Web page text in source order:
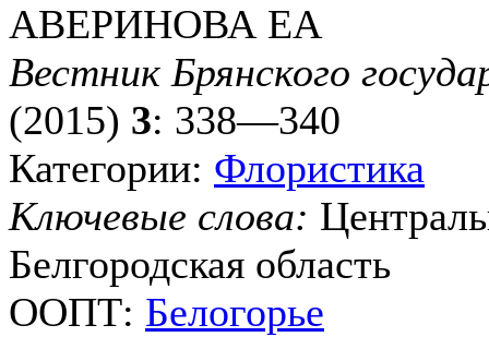
АВЕРИНОВА ЕА
Вестник Брянского
(2015) 3: 338—340
Категории: Флористика
Ключевые слова:
Белгородская область
ООПТ: Белогорье